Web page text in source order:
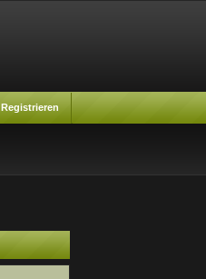
Registrieren